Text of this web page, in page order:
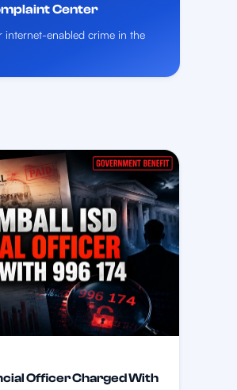
Center
enabled crime in the
Officer Charged With